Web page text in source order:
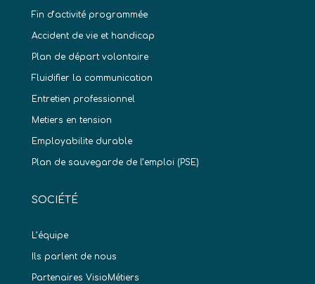
Fin d’activité programmée
Accident de vie et handicap
Plan de départ volontaire
Fluidifier la communication
Entretien professionnel
Metiers en tension
Employabilite durable
Plan de sauvegarde de l’emploi (PSE)
SOCIÉTÉ
L’équipe
Ils parlent de nous
Partenaires VisioMétiers